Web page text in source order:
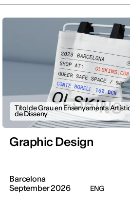
Títol de Grau en Ensenyaments
de Disseny
Graphic Design
Barcelona
September 2026
ENG